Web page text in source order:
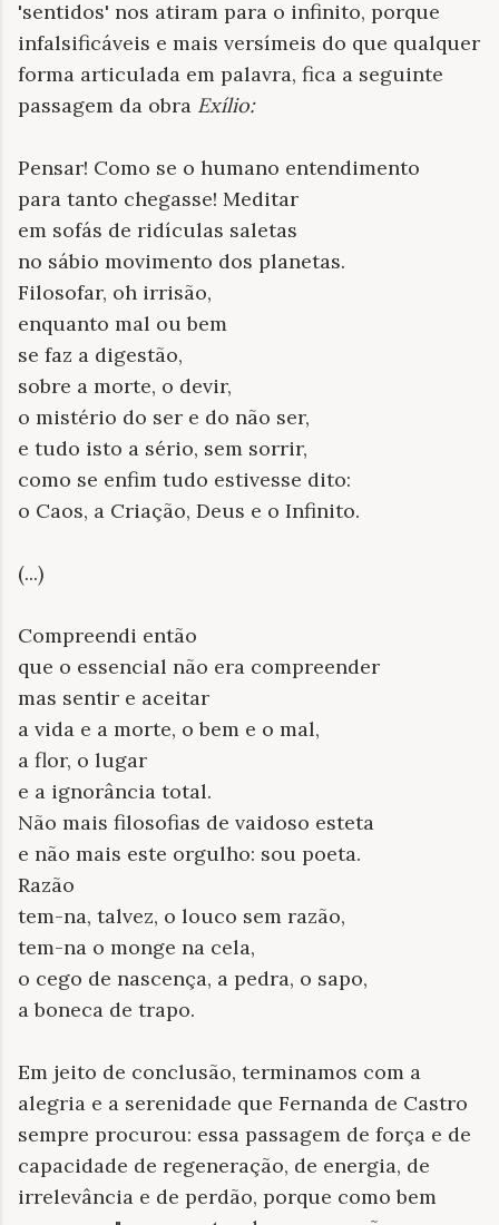
'sentidos' nos atiram para o infinito, porque
infalsificáveis e mais versímeis do que qualquer
forma articulada em palavra, fica a seguinte
passagem da obra Exílio:
Pensar! Como se o humano entendimento
para tanto chegasse! Meditar
em sofás de ridículas saletas
no sábio movimento dos planetas.
Filosofar, oh irrisão,
enquanto mal ou bem
se faz a digestão,
sobre a morte, o devir,
o mistério do ser e do não ser,
e tudo isto a sério, sem sorrir,
como se enfim tudo estivesse dito:
o Caos, a Criação, Deus e o Infinito.
(...)
Compreendi então
que o essencial não era compreender
mas sentir e aceitar
a vida e a morte, o bem e o mal,
a flor, o lugar
e a ignorância total.
Não mais filosofias de vaidoso esteta
e não mais este orgulho: sou poeta.
Razão
tem-na, talvez, o louco sem razão,
tem-na o monge na cela,
o cego de nascença, a pedra, o sapo,
a boneca de trapo.
Em jeito de conclusão, terminamos com a
alegria e a serenidade que Fernanda de Castro
sempre procurou: essa passagem de força e de
capacidade de regeneração, de energia, de
irrelevância e de perdão, porque como bem